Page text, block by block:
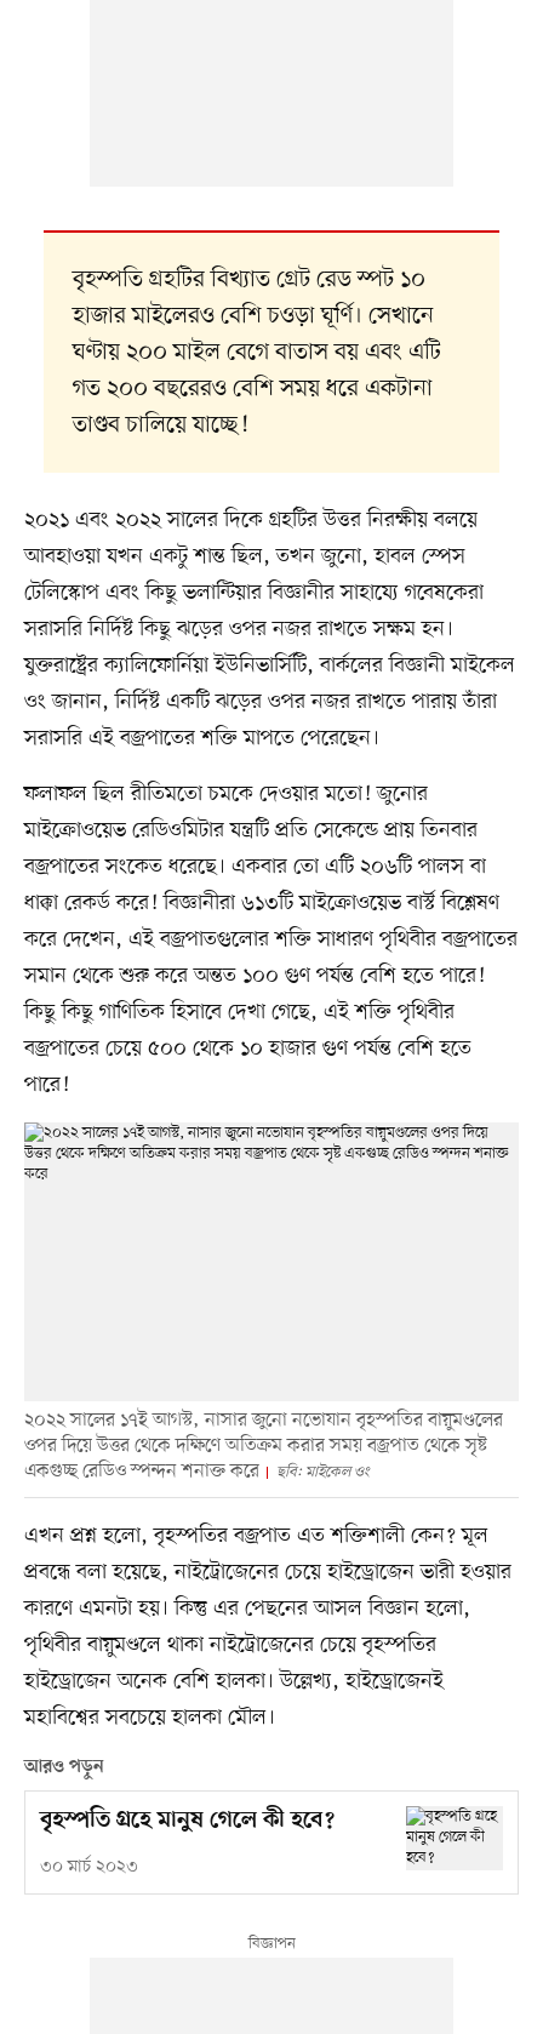
বৃহস্পতি গ্রহটির বিখ্যাত গ্রেট রেড স্পট ১০
হাজার মাইলেরও বেশি চওড়া ঘূর্ণি। সেখানে
ঘণ্টায় ২০০ মাইল বেগে বাতাস বয় এবং এটি
গত ২০০ বছরেরও বেশি সময় ধরে একটানা
তাণ্ডব চালিয়ে যাচ্ছে!
২০২১ এবং ২০২২ সালের দিকে গ্রহটির উত্তর নিরক্ষীয় বলয়ে
আবহাওয়া যখন একটু শান্ত ছিল, তখন জুনো, হাবল স্পেস
টেলিস্কোপ এবং কিছু ভলান্টিয়ার বিজ্ঞানীর সাহায্যে গবেষকেরা
সরাসরি নির্দিষ্ট কিছু ঝড়ের ওপর নজর রাখতে সক্ষম হন।
যুক্তরাষ্ট্রের ক্যালিফোর্নিয়া ইউনিভার্সিটি, বার্কলের বিজ্ঞানী মাইকেল
ওং জানান, নির্দিষ্ট একটি ঝড়ের ওপর নজর রাখতে পারায় তাঁরা
সরাসরি এই বজ্রপাতের শক্তি মাপতে পেরেছেন।
ফলাফল ছিল রীতিমতো চমকে দেওয়ার মতো! জুনোর
মাইক্রোওয়েভ রেডিওমিটার যন্ত্রটি প্রতি সেকেন্ডে প্রায় তিনবার
বজ্রপাতের সংকেত ধরেছে। একবার তো এটি ২০৬টি পালস বা
ধাক্কা রেকর্ড করে! বিজ্ঞানীরা ৬১৩টি মাইক্রোওয়েভ বার্স্ট বিশ্লেষণ
করে দেখেন, এই বজ্রপাতগুলোর শক্তি সাধারণ পৃথিবীর বজ্রপাতের
সমান থেকে শুরু করে অন্তত ১০০ গুণ পর্যন্ত বেশি হতে পারে!
কিছু কিছু গাণিতিক হিসাবে দেখা গেছে, এই শক্তি পৃথিবীর
বজ্রপাতের চেয়ে ৫০০ থেকে ১০ হাজার গুণ পর্যন্ত বেশি হতে
পারে!
২০২২ সালের ১৭ই আগস্ট, নাসার জুনো নভোযান বৃহস্পতির বায়ুমণ্ডলের
ওপর দিয়ে উত্তর থেকে দক্ষিণে অতিক্রম করার সময় বজ্রপাত থেকে সৃষ্ট
একগুচ্ছ রেডিও স্পন্দন শনাক্ত করে
ছবি: মাইকেল ওং
এখন প্রশ্ন হলো, বৃহস্পতির বজ্রপাত এত শক্তিশালী কেন? মূল
প্রবন্ধে বলা হয়েছে, নাইট্রোজেনের চেয়ে হাইড্রোজেন ভারী হওয়ার
কারণে এমনটা হয়। কিন্তু এর পেছনের আসল বিজ্ঞান হলো,
পৃথিবীর বায়ুমণ্ডলে থাকা নাইট্রোজেনের চেয়ে বৃহস্পতির
হাইড্রোজেন অনেক বেশি হালকা। উল্লেখ্য, হাইড্রোজেনই
মহাবিশ্বের সবচেয়ে হালকা মৌল।
আরও পড়ুন
বৃহস্পতি গ্রহে মানুষ গেলে কী হবে?
৩০ মার্চ ২০২৩